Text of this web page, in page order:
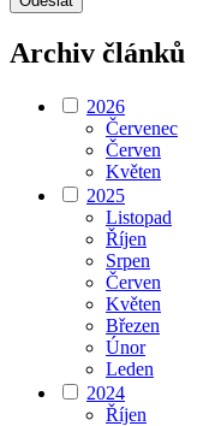
Archiv článků
2026
Červenec
Červen
Květen
2025
Listopad
Říjen
Srpen
Červen
Květen
Březen
Únor
Leden
2024
Říjen